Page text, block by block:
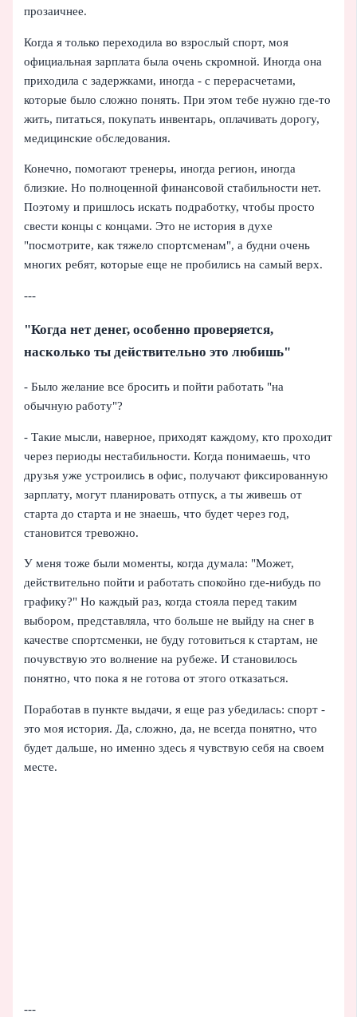
прозаичнее.
Когда я только переходила во взрослый спорт, моя
официальная зарплата была очень скромной. Иногда она
приходила с задержками, иногда - с перерасчетами,
которые было сложно понять. При этом тебе нужно где‑то
жить, питаться, покупать инвентарь, оплачивать дорогу,
медицинские обследования.
Конечно, помогают тренеры, иногда регион, иногда
близкие. Но полноценной финансовой стабильности нет.
Поэтому и пришлось искать подработку, чтобы просто
свести концы с концами. Это не история в духе
"посмотрите, как тяжело спортсменам", а будни очень
многих ребят, которые еще не пробились на самый верх.
---
"Когда нет денег, особенно проверяется,
насколько ты действительно это любишь"
- Было желание все бросить и пойти работать "на
обычную работу"?
- Такие мысли, наверное, приходят каждому, кто проходит
через периоды нестабильности. Когда понимаешь, что
друзья уже устроились в офис, получают фиксированную
зарплату, могут планировать отпуск, а ты живешь от
старта до старта и не знаешь, что будет через год,
становится тревожно.
У меня тоже были моменты, когда думала: "Может,
действительно пойти и работать спокойно где‑нибудь по
графику?" Но каждый раз, когда стояла перед таким
выбором, представляла, что больше не выйду на снег в
качестве спортсменки, не буду готовиться к стартам, не
почувствую это волнение на рубеже. И становилось
понятно, что пока я не готова от этого отказаться.
Поработав в пункте выдачи, я еще раз убедилась: спорт -
это моя история. Да, сложно, да, не всегда понятно, что
будет дальше, но именно здесь я чувствую себя на своем
месте.
---